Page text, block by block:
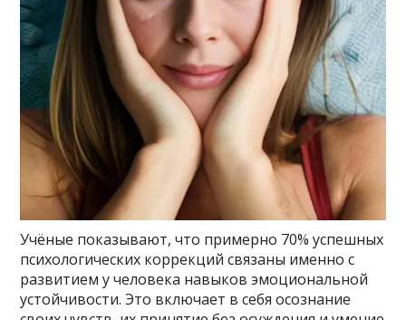
Учёные показывают, что примерно 70% успешных
психологических коррекций связаны именно с
развитием у человека навыков эмоциональной
устойчивости. Это включает в себя осознание